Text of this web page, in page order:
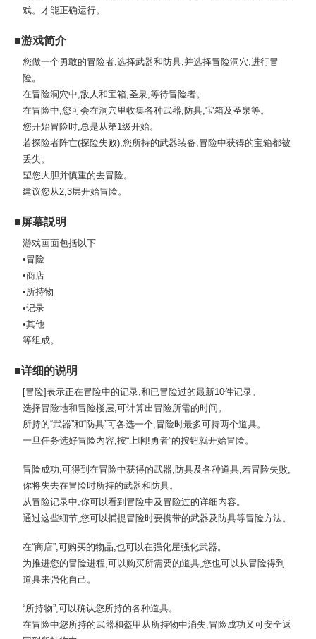
戏。才能正确运行。
■游戏简介
您做一个勇敢的冒险者,选择武器和防具,并选择冒险洞穴,进行冒
险。
在冒险洞穴中,敌人和宝箱,圣泉,等待冒险者。
在冒险中,您可会在洞穴里收集各种武器,防具,宝箱及圣泉等。
您开始冒险时,总是从第1级开始。
若探险者阵亡(探险失败),您所持的武器装备,冒险中获得的宝箱都被
丢失。
望您大胆并慎重的去冒险。
建议您从2,3层开始冒险。
■屏幕説明
游戏画面包括以下
•冒险
•商店
•所持物
•记录
•其他
等组成。
■详细的说明
[冒险]表示正在冒险中的记录,和已冒险过的最新10件记录。
选择冒险地和冒险楼层,可计算出冒险所需的时间。
所持的“武器”和“防具”可各选一个,冒险时最多可持两个道具。
一旦任务选好冒险内容,按“上啊!勇者”的按钮就开始冒险。
冒险成功,可得到在冒险中获得的武器,防具及各种道具,若冒险失败,
你将失去在冒险时所持的武器和防具。
从冒险记录中,你可以看到冒险中及冒险过的详细内容。
通过这些细节,您可以捕捉冒险时要携带的武器及防具等冒险方法。
在“商店”,可购买的物品,也可以在强化屋强化武器。
为推进您的冒险进程,可以购买所需要的道具,您也可以从冒险得到
道具来强化自己。
“所持物”,可以确认您所持的各种道具。
在冒险中您所持的武器和盔甲从所持物中消失,冒险成功又可安全返